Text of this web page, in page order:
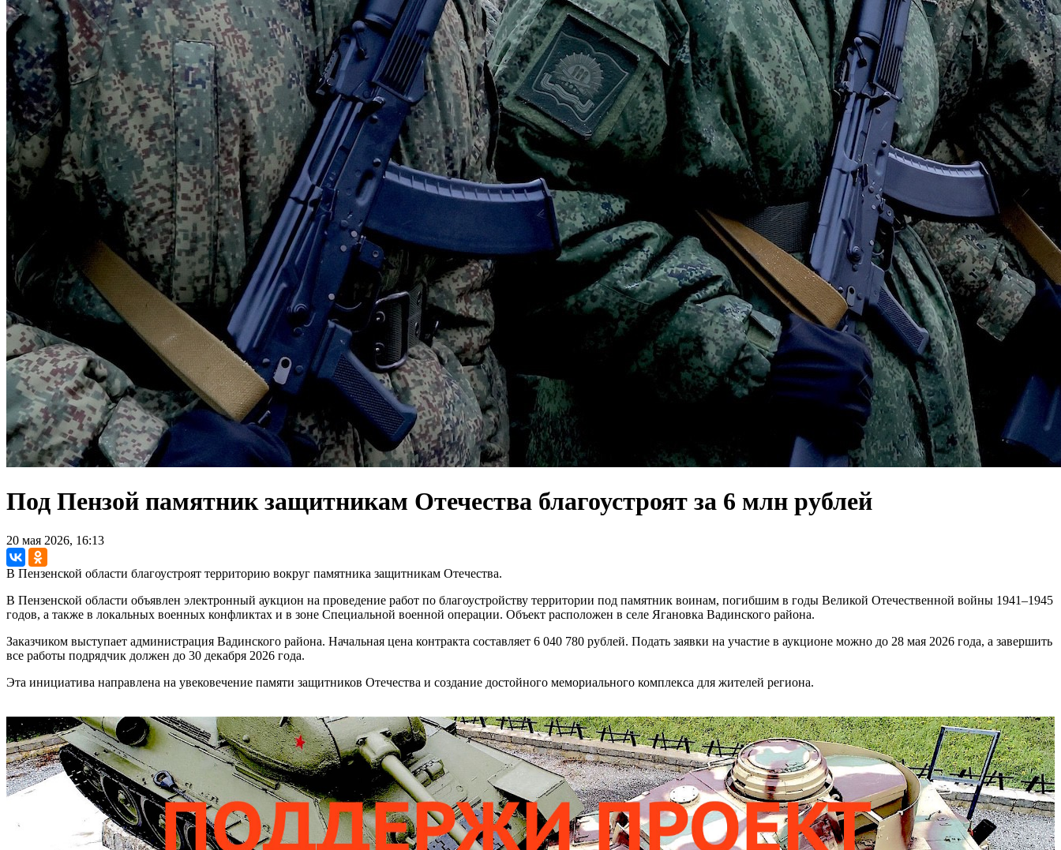
Под Пензой памятник защитникам Отечества благоустроят за 6 млн рублей
20 мая 2026, 16:13
В Пензенской области благоустроят территорию вокруг памятника защитникам Отечества.
В Пензенской области объявлен электронный аукцион на проведение работ по благоустройству территории под памятник воинам, погибшим в годы Великой Отечественной войны 1941–1945
годов, а также в локальных военных конфликтах и в зоне Специальной военной операции. Объект расположен в селе Ягановка Вадинского района.
Заказчиком выступает администрация Вадинского района. Начальная цена контракта составляет 6 040 780 рублей. Подать заявки на участие в аукционе можно до 28 мая 2026 года, а завершить
все работы подрядчик должен до 30 декабря 2026 года.
Эта инициатива направлена на увековечение памяти защитников Отечества и создание достойного мемориального комплекса для жителей региона.